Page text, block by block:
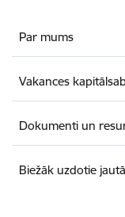
Par mums
Vakances
Dokumenti un
Biežāk uzdotie